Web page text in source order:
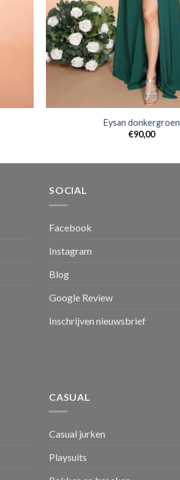
Eysan donkergroen
€90,00
SOCIAL
Facebook
Instagram
Blog
Google Review
Inschrijven nieuwsbrief
CASUAL
Casual jurken
Playsuits